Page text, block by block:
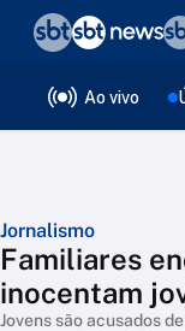
Ao vivo
Jornalismo
Familiares
inocentam
Jovens são acusados
❮voltar